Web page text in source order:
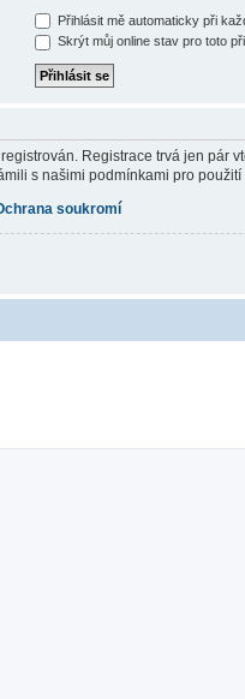
Přihlásit mě automaticky při
Skrýt můj online stav pro toto
Registrace trvá jen pár
s našimi podmínkami pro
soukromí